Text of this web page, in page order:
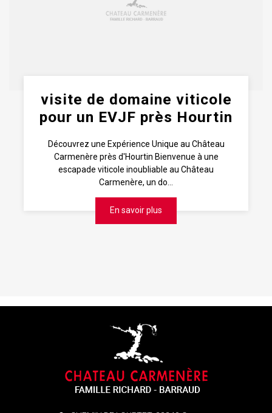
visite de domaine viticole
pour un EVJF près Hourtin
Découvrez une Expérience Unique au Château
Carmenère près d'Hourtin Bienvenue à une
escapade viticole inoubliable au Château
Carmenère, un do...
En savoir plus